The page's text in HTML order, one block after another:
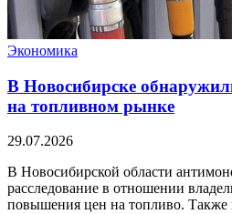
Экономика
В Новосибирске
на топливном рынке
29.07.2026
В Новосибирской области
расследование в отношении
повышения цен на топливо. Также